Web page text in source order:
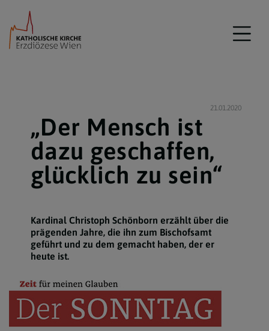
21.01.2020
„Der Mensch ist
dazu geschaffen,
glücklich zu sein“
Kardinal Christoph Schönborn erzählt über die
prägenden Jahre, die ihn zum Bischofsamt
geführt und zu dem gemacht haben, der er
heute ist.